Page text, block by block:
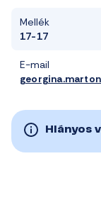
Mellék
17-17
E-mail
Hiányos